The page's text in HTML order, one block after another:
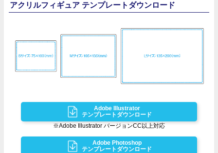
アクリルフィギュア テンプレートダウンロード
Adobe Illustrator
テンプレートダウンロード
※Adobe Illustrator バージョンCC以上対応
Adobe Photoshop
テンプレートダウンロード